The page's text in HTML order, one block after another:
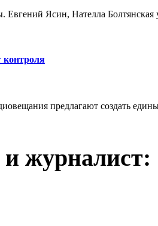
Ясин, Нателла Болтянская
контроля
предлагают создать
журналист: